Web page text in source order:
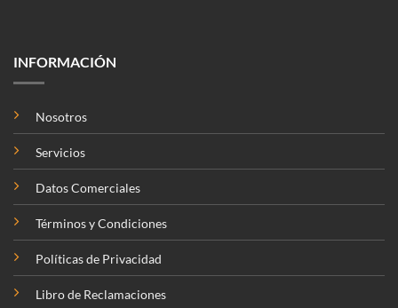
INFORMACIÓN
Nosotros
Servicios
Datos Comerciales
Términos y Condiciones
Políticas de Privacidad
Libro de Reclamaciones